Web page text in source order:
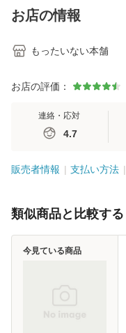
お店の情報
もったいない本舗
お店の評価：
連絡・応対
4.7
販売者情報 支払い方法
類似商品と比較する
今見ている商品